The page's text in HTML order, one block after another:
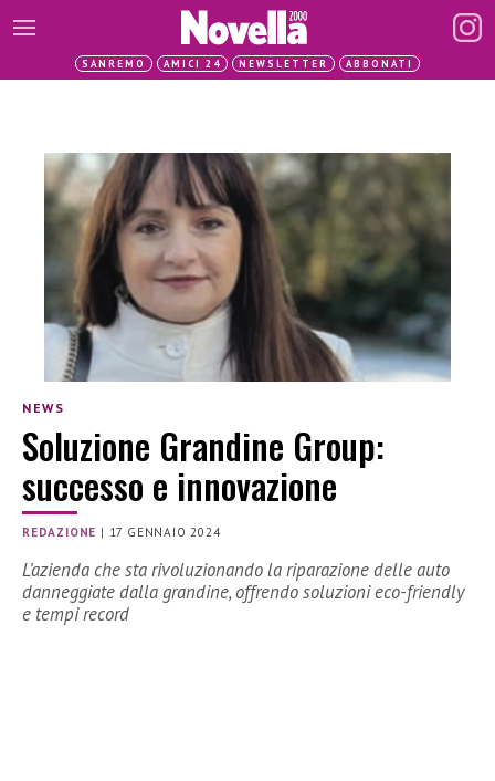
SANREMO AMICI 24 NEWSLETTER ABBONATI
NEWS
Soluzione Grandine Group:
successo e innovazione
REDAZIONE | 17 GENNAIO 2024
L’azienda che sta rivoluzionando la riparazione delle auto
danneggiate dalla grandine, offrendo soluzioni eco-friendly
e tempi record